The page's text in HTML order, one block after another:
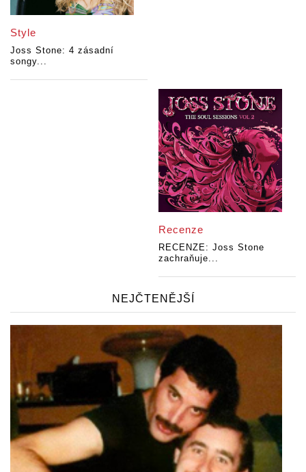
Style
Joss Stone: 4 zásadní
songy...
Recenze
RECENZE: Joss Stone
zachraňuje...
NEJČTENĚJŠÍ